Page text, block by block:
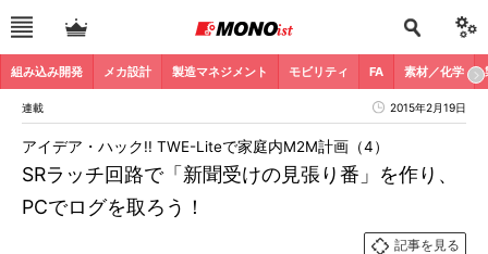
組み込み開発 メカ設計 製造マネジメント モビリティ FA 素材／化学
連載 2015年2月19日
SRラッチ回路で「新聞受けの見張り番」を作り、
PCでログを取ろう！
アイデア・ハック!! TWE-Liteで家庭内M2M計画（4）
記事を見る